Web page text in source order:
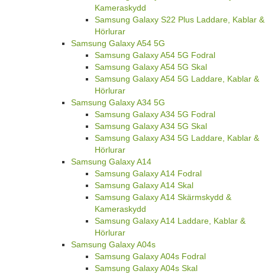
Kameraskydd
Samsung Galaxy S22 Plus Laddare, Kablar &
Hörlurar
Samsung Galaxy A54 5G
Samsung Galaxy A54 5G Fodral
Samsung Galaxy A54 5G Skal
Samsung Galaxy A54 5G Laddare, Kablar &
Hörlurar
Samsung Galaxy A34 5G
Samsung Galaxy A34 5G Fodral
Samsung Galaxy A34 5G Skal
Samsung Galaxy A34 5G Laddare, Kablar &
Hörlurar
Samsung Galaxy A14
Samsung Galaxy A14 Fodral
Samsung Galaxy A14 Skal
Samsung Galaxy A14 Skärmskydd &
Kameraskydd
Samsung Galaxy A14 Laddare, Kablar &
Hörlurar
Samsung Galaxy A04s
Samsung Galaxy A04s Fodral
Samsung Galaxy A04s Skal